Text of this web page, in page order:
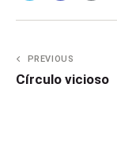
PREVIOUS
Círculo vicioso